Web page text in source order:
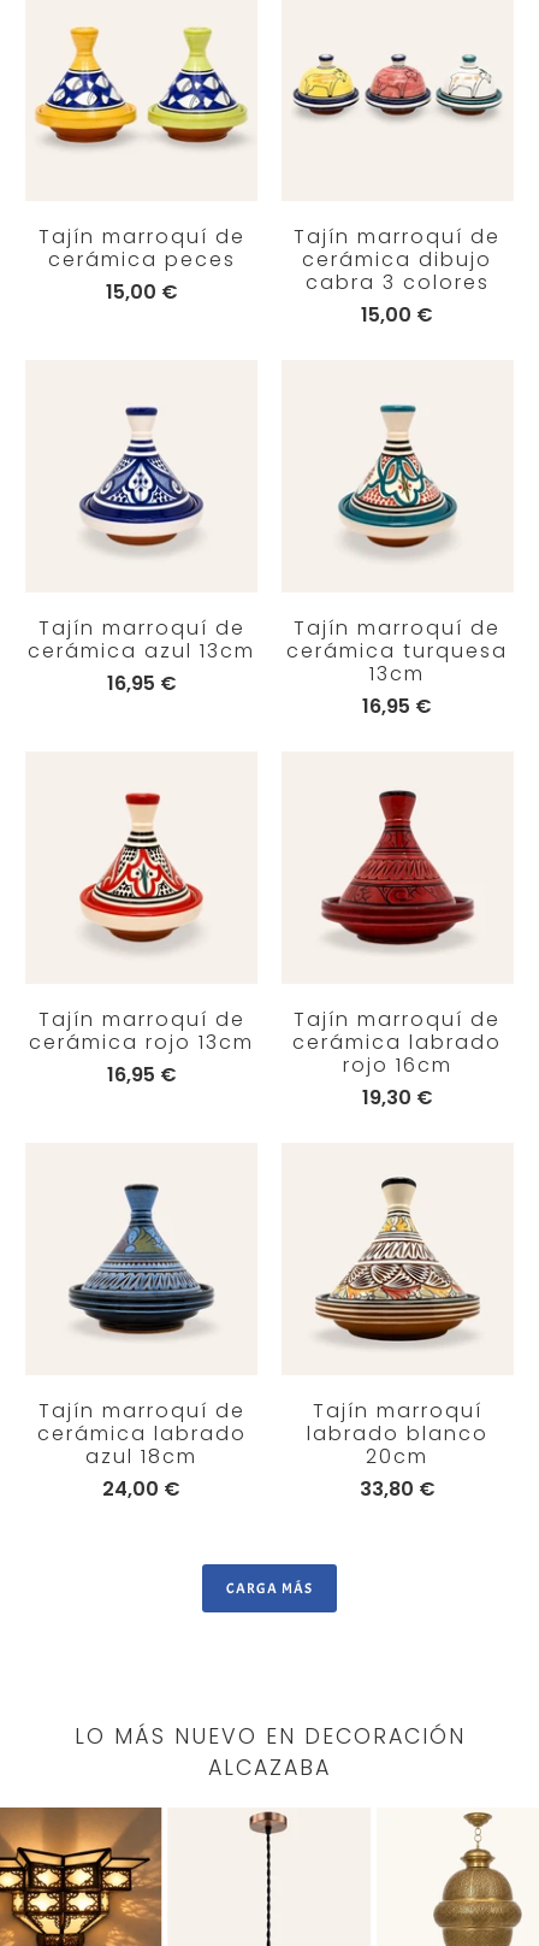
Tajín marroquí de
cerámica peces
15,00 €
Tajín marroquí de
cerámica dibujo
cabra 3 colores
15,00 €
Tajín marroquí de
cerámica azul 13cm
16,95 €
Tajín marroquí de
cerámica turquesa
13cm
16,95 €
Tajín marroquí de
cerámica rojo 13cm
16,95 €
Tajín marroquí de
cerámica labrado
rojo 16cm
19,30 €
Tajín marroquí de
cerámica labrado
azul 18cm
24,00 €
Tajín marroquí
labrado blanco
20cm
33,80 €
CARGA MÁS
LO MÁS NUEVO EN DECORACIÓN
ALCAZABA